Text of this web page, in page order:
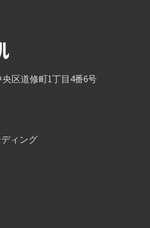
区道修町1丁目4番6号
ィング